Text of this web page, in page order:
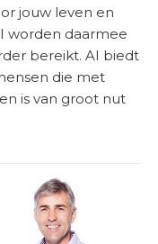
jouw leven en
worden daarmee
bereikt. AI biedt
die met
is van groot nut